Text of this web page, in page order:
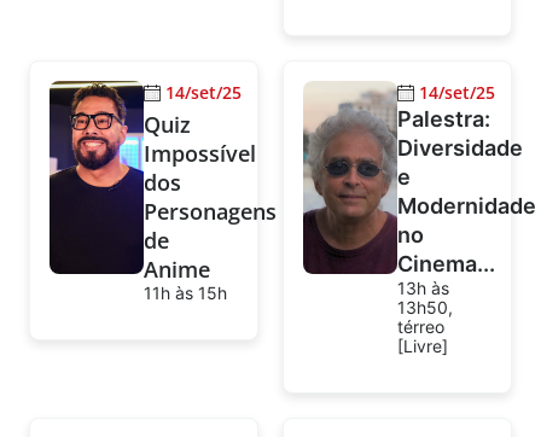
14/set/25
Quiz
Impossível
dos
Personagens
de
Anime
11h às 15h
14/set/25
Palestra:
Diversidade
e
Modernidade
no
Cinema...
13h às
13h50,
térreo
[Livre]